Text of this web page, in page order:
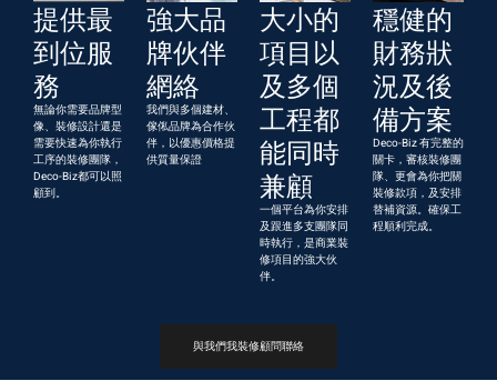
提供最
到位服
務
無論你需要品牌型
像、裝修設計還是
需要快速為你執行
工序的裝修團隊，
Deco-Biz都可以照
顧到。
強大品
牌伙伴
網絡
我們與多個建材、
傢俬品牌為合作伙
伴，以優惠價格提
供質量保證
大小的
項目以
及多個
工程都
能同時
兼顧
一個平台為你安排
及跟進多支團隊同
時執行，是商業裝
修項目的強大伙
伴。
穩健的
財務狀
況及後
備方案
Deco-Biz 有完整的
關卡，審核裝修團
隊、更會為你把關
裝修款項，及安排
替補資源。確保工
程順利完成。
與我們我裝修顧問聯絡